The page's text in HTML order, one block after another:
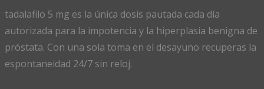
tadalafilo 5 mg es la única dosis pautada cada día
autorizada para la impotencia y la hiperplasia benigna de
próstata. Con una sola toma en el desayuno recuperas la
espontaneidad 24/7 sin reloj.